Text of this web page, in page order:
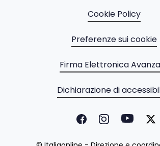
Cookie Policy
Preferenze sui cookie
Firma Elettronica
Dichiarazione di